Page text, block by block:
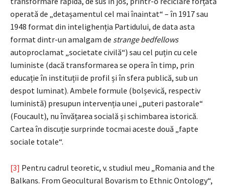
operată de „detașamentul cel mai înaintat“ – în 1917 sau
1948 format din intelighenția Partidului, de data asta
format dintr-un amalgam de strange bedfellows
autoproclamat „societate civilă“) sau cel puțin cu cele
luministe (dacă transformarea se opera în timp, prin
educație în instituții de profil și în sfera publică, sub un
despot luminat). Ambele formule (bolșevică, respectiv
luministă) presupun intervenția unei „puteri pastorale“
(Foucault), nu învățarea socială și schimbarea istorică.
Cartea în discuție surprinde tocmai aceste două „fapte
sociale totale“.
[3] Pentru cadrul teoretic, v. studiul meu „Romania and the
Balkans. From Geocultural Bovarism to Ethnic Ontology“,